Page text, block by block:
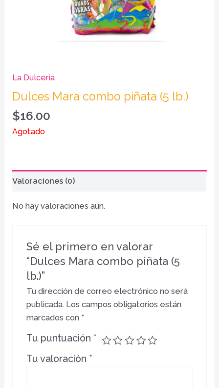
La Dulceria
Dulces Mara combo piñata (5 lb.)
$16.00
Agotado
Valoraciones (0)
No hay valoraciones aún.
Sé el primero en valorar
“Dulces Mara combo piñata (5
lb.)”
Tu dirección de correo electrónico no será
publicada. Los campos obligatorios están
marcados con *
Tu puntuación *
Tu valoración *